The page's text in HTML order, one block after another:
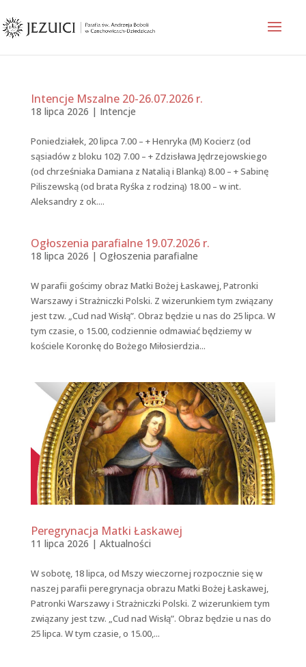
Intencje Mszalne 20-26.07.2026 r.
18 lipca 2026 | Intencje
Poniedziałek, 20 lipca 7.00 – + Henryka (M) Kocierz (od
sąsiadów z bloku 102) 7.00 – + Zdzisława Jędrzejowskiego
(od chrześniaka Damiana z Natalią i Blanką) 8.00 – + Sabinę
Piliszewską (od brata Ryśka z rodziną) 18.00 – w int.
Aleksandry z ok....
Ogłoszenia parafialne 19.07.2026 r.
18 lipca 2026 | Ogłoszenia parafialne
W parafii gościmy obraz Matki Bożej Łaskawej, Patronki
Warszawy i Strażniczki Polski. Z wizerunkiem tym związany
jest tzw. „Cud nad Wisłą”. Obraz będzie u nas do 25 lipca. W
tym czasie, o 15.00, codziennie odmawiać będziemy w
kościele Koronkę do Bożego Miłosierdzia...
Peregrynacja Matki Łaskawej
11 lipca 2026 | Aktualności
W sobotę, 18 lipca, od Mszy wieczornej rozpocznie się w
naszej parafii peregrynacja obrazu Matki Bożej Łaskawej,
Patronki Warszawy i Strażniczki Polski. Z wizerunkiem tym
związany jest tzw. „Cud nad Wisłą”. Obraz będzie u nas do
25 lipca. W tym czasie, o 15.00,...